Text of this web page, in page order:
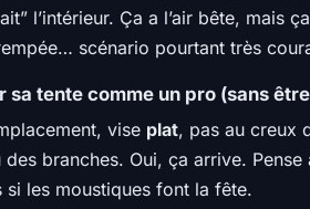
l’intérieur. Ça a l’air bête,
scénario pourtant très
sa tente comme un pro (sans
vise plat, pas au creux
branches. Oui, ça arrive.
si les moustiques font la fête.